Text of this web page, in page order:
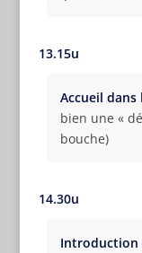
13.15u
Accueil dans
bien une «
bouche)
14.30u
Introduction